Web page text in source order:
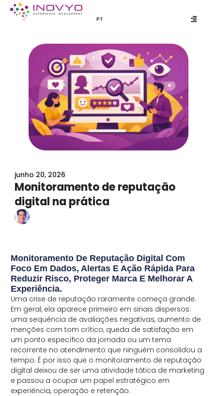
PT
EN
junho 20, 2026
Monitoramento de reputação
digital na prática
Monitoramento De Reputação Digital Com
Foco Em Dados, Alertas E Ação Rápida Para
Reduzir Risco, Proteger Marca E Melhorar A
Experiência.
Uma crise de reputação raramente começa grande.
Em geral, ela aparece primeiro em sinais dispersos:
uma sequência de avaliações negativas, aumento de
menções com tom crítico, queda de satisfação em
um ponto específico da jornada ou um tema
recorrente no atendimento que ninguém consolidou a
tempo. É por isso que o monitoramento de reputação
digital deixou de ser uma atividade tática de marketing
e passou a ocupar um papel estratégico em
experiência, operação e retenção.